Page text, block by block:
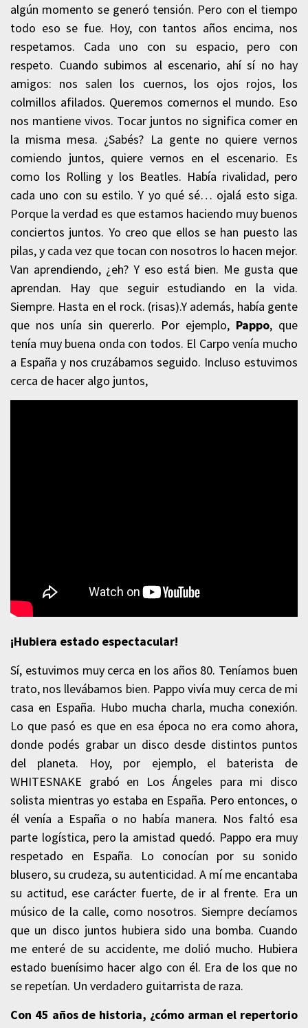
algún momento se generó tensión. Pero con el tiempo
todo eso se fue. Hoy, con tantos años encima, nos
respetamos. Cada uno con su espacio, pero con
respeto. Cuando subimos al escenario, ahí sí no hay
amigos: nos salen los cuernos, los ojos rojos, los
colmillos afilados. Queremos comernos el mundo. Eso
nos mantiene vivos. Tocar juntos no significa comer en
la misma mesa. ¿Sabés? La gente no quiere vernos
comiendo juntos, quiere vernos en el escenario. Es
como los Rolling y los Beatles. Había rivalidad, pero
cada uno con su estilo. Y yo qué sé… ojalá esto siga.
Porque la verdad es que estamos haciendo muy buenos
conciertos juntos. Yo creo que ellos se han puesto las
pilas, y cada vez que tocan con nosotros lo hacen mejor.
Van aprendiendo, ¿eh? Y eso está bien. Me gusta que
aprendan. Hay que seguir estudiando en la vida.
Siempre. Hasta en el rock. (risas).Y además, había gente
que nos unía sin quererlo. Por ejemplo, Pappo, que
tenía muy buena onda con todos. El Carpo venía mucho
a España y nos cruzábamos seguido. Incluso estuvimos
cerca de hacer algo juntos,
¡Hubiera estado espectacular!
Sí, estuvimos muy cerca en los años 80. Teníamos buen
trato, nos llevábamos bien. Pappo vivía muy cerca de mi
casa en España. Hubo mucha charla, mucha conexión.
Lo que pasó es que en esa época no era como ahora,
donde podés grabar un disco desde distintos puntos
del planeta. Hoy, por ejemplo, el baterista de
WHITESNAKE grabó en Los Ángeles para mi disco
solista mientras yo estaba en España. Pero entonces, o
él venía a España o no había manera. Nos faltó esa
parte logística, pero la amistad quedó. Pappo era muy
respetado en España. Lo conocían por su sonido
blusero, su crudeza, su autenticidad. A mí me encantaba
su actitud, ese carácter fuerte, de ir al frente. Era un
músico de la calle, como nosotros. Siempre decíamos
que un disco juntos hubiera sido una bomba. Cuando
me enteré de su accidente, me dolió mucho. Hubiera
estado buenísimo hacer algo con él. Era de los que no
se repetían. Un verdadero guitarrista de raza.
Con 45 años de historia, ¿cómo arman el repertorio